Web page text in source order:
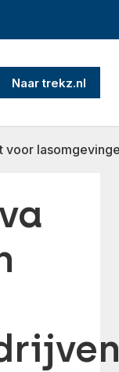
Naar trekz.nl
voor